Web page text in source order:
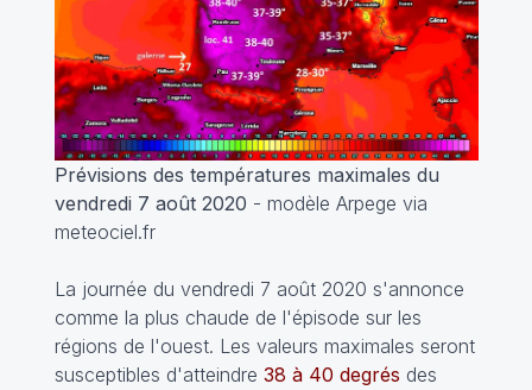
Prévisions des températures maximales du
vendredi 7 août 2020 - modèle Arpege via
meteociel.fr
La journée du vendredi 7 août 2020 s'annonce
comme la plus chaude de l'épisode sur les
régions de l'ouest. Les valeurs maximales seront
susceptibles d'atteindre 38 à 40 degrés des